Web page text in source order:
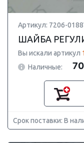
Артикул: 7206-
ШАЙБА
Вы искали артикул
Наличные:
Срок поставки: В